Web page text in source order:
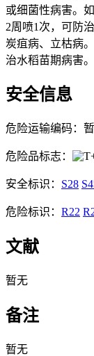
或细菌性病害。
2周喷1次，可防
炭疽病、立枯病
治水稻苗期病害。
安全信息
危险运输编码：
危险品标志：
安全标识： S28
危险标识： R22
文献
暂无
备注
暂无